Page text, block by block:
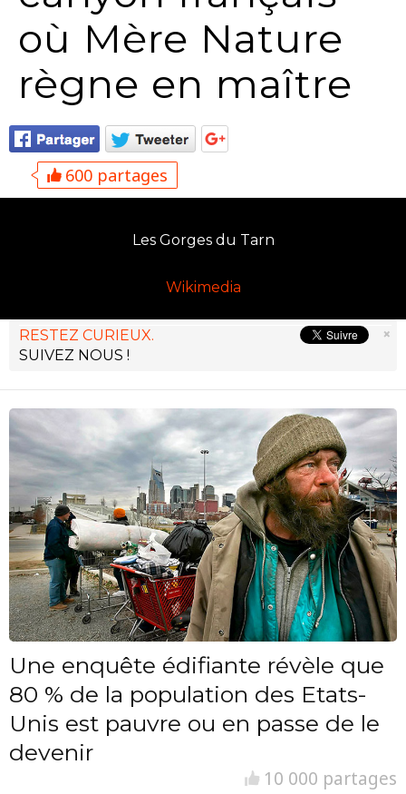
où Mère Nature
règne en maître
600 partages
Les Gorges du Tarn
Wikimedia
×
RESTEZ CURIEUX.
SUIVEZ NOUS !
Une enquête édifiante révèle que
80 % de la population des Etats-
Unis est pauvre ou en passe de le
devenir
10 000 partages